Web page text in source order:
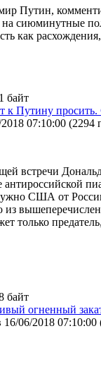
Путин,
на сиюминутные
как расхождения,
байт
к Путину
07:10:00 (2294
встречи
антироссийской
США от
только
байт
огненный
16/06/2018 07:10:00